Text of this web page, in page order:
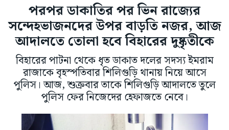
পরপর ডাকাতির পর ভিন রাজ্যের
সন্দেহভাজনদের উপর বাড়তি নজর, আজ
আদালতে তোলা হবে বিহারের দুষ্কৃতীকে
বিহারের পাটনা থেকে ধৃত ডাকাত দলের সদস্য ইমরাম
রাজাকে বৃহস্পতিবার শিলিগুড়ি থানায় নিয়ে আসে
পুলিস। আজ, শুক্রবার তাকে শিলিগুড়ি আদালতে তুলে
পুলিস ফের নিজেদের হেফাজতে নেবে।